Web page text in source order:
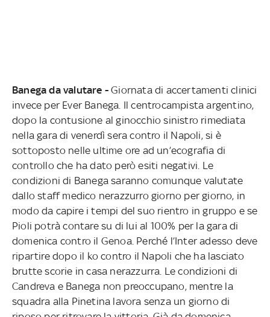
Banega da valutare -Giornata di accertamenti clinici
invece per Ever Banega. Il centrocampista argentino,
dopo la contusione al ginocchio sinistro rimediata
nella gara di venerdì sera contro il Napoli, si è
sottoposto nelle ultime ore ad un’ecografia di
controllo che ha dato però esiti negativi. Le
condizioni di Banega saranno comunque valutate
dallo staff medico nerazzurro giorno per giorno, in
modo da capire i tempi del suo rientro in gruppo e se
Pioli potrà contare su di lui al 100% per la gara di
domenica contro il Genoa. Perché l’Inter adesso deve
ripartire dopo il ko contro il Napoli che ha lasciato
brutte scorie in casa nerazzurra. Le condizioni di
Candreva e Banega non preoccupano, mentre la
squadra alla Pinetina lavora senza un giorno di